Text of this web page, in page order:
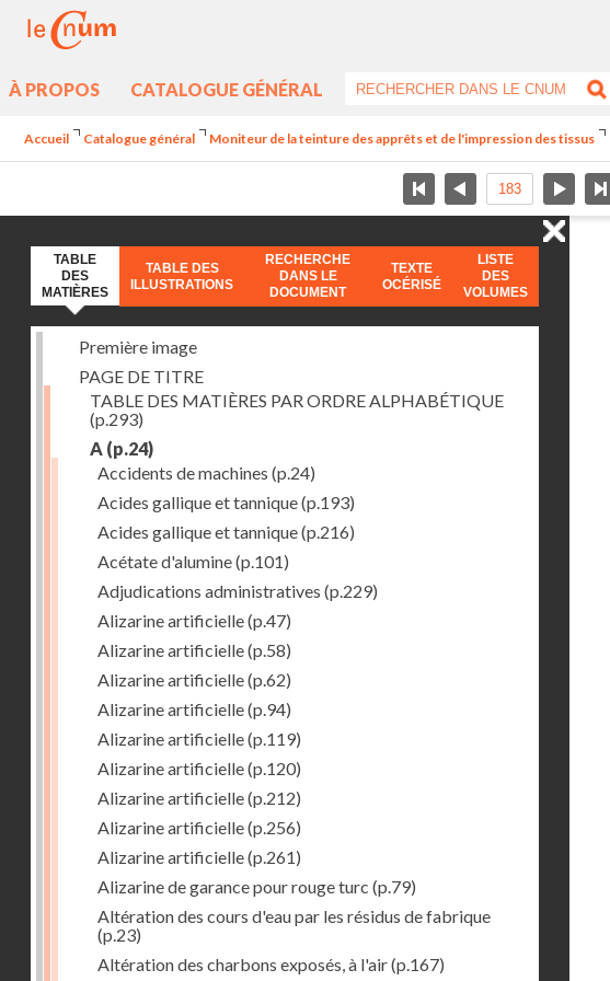
À PROPOS CATALOGUE GÉNÉRAL
Accueil Catalogue général Moniteur de la teinture des apprêts et de l'impression des tissus
TABLE
DES
MATIÈRES
TABLE DES
ILLUSTRATIONS
RECHERCHE
DANS LE
DOCUMENT
TEXTE
OCÉRISÉ
LISTE
DES
VOLUMES
Première image
PAGE DE TITRE
TABLE DES MATIÈRES PAR ORDRE ALPHABÉTIQUE
(p.293)
A (p.24)
Accidents de machines (p.24)
Acides gallique et tannique(p.193)
Acides gallique et tannique(p.216)
Acétate d'alumine(p.101)
Adjudications administratives (p.229)
Alizarine artificielle(p.47)
Alizarine artificielle(p.58)
Alizarine artificielle(p.62)
Alizarine artificielle(p.94)
Alizarine artificielle(p.119)
Alizarine artificielle(p.120)
Alizarine artificielle(p.212)
Alizarine artificielle(p.256)
Alizarine artificielle(p.261)
Alizarine de garance pour rouge turc (p.79)
Altération des cours d'eau par les résidus de fabrique
(p.23)
Altération des charbons exposés, à l'air(p.167)